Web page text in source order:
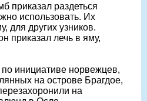
приказал раздеться
использовать. Их
для других узников.
приказал лечь в яму,
инициативе норвежцев,
на острове Брагдое,
на